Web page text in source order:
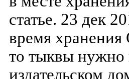
статье. 23 дек
время
то тыквы нужно
издательском